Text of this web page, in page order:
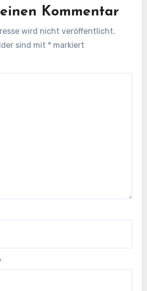
Kommentar
wird nicht veröffentlicht.
sind mit * markiert